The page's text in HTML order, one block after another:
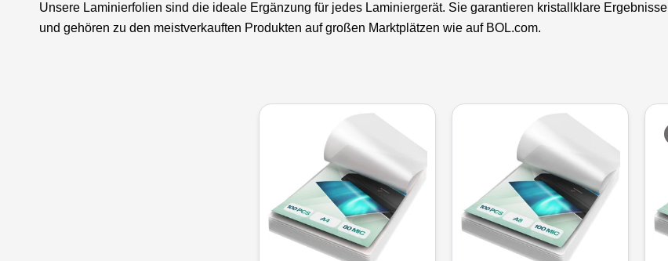
Unsere Laminierfolien sind die ideale Ergänzung für jedes Laminiergerät. Sie garantieren kristallklare Ergebnisse
und gehören zu den meistverkauften Produkten auf großen Marktplätzen wie auf BOL.com.